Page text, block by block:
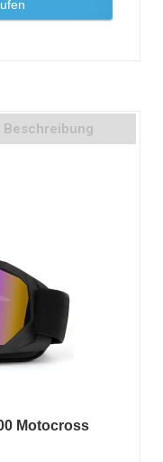
Beschreibung
Motocross